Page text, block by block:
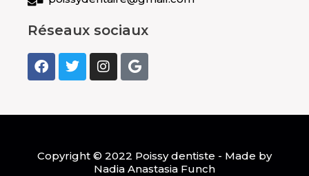
Réseaux sociaux
F
a
c
b
k
T
w
i
t
I
n
s
a
a
m
G
o
o
l
Copyright © 2022 Poissy dentiste - Made by
Nadia Anastasia Funch